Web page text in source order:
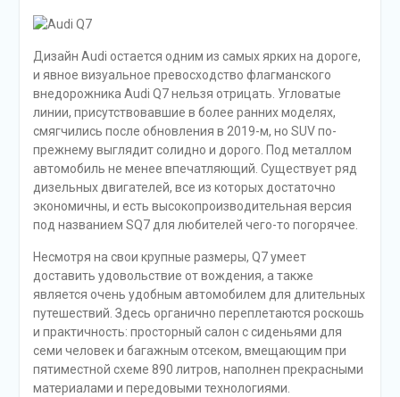
Дизайн Audi остается одним из самых ярких на дороге,
и явное визуальное превосходство флагманского
внедорожника Audi Q7 нельзя отрицать. Угловатые
линии, присутствовавшие в более ранних моделях,
смягчились после обновления в 2019-м, но SUV по-
прежнему выглядит солидно и дорого. Под металлом
автомобиль не менее впечатляющий. Существует ряд
дизельных двигателей, все из которых достаточно
экономичны, и есть высокопроизводительная версия
под названием SQ7 для любителей чего-то погорячее.
Несмотря на свои крупные размеры, Q7 умеет
доставить удовольствие от вождения, а также
является очень удобным автомобилем для длительных
путешествий. Здесь органично переплетаются роскошь
и практичность: просторный салон с сиденьями для
семи человек и багажным отсеком, вмещающим при
пятиместной схеме 890 литров, наполнен прекрасными
материалами и передовыми технологиями.